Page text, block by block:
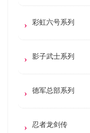
彩虹六号系列
影子武士系列
德军总部系列
忍者龙剑传